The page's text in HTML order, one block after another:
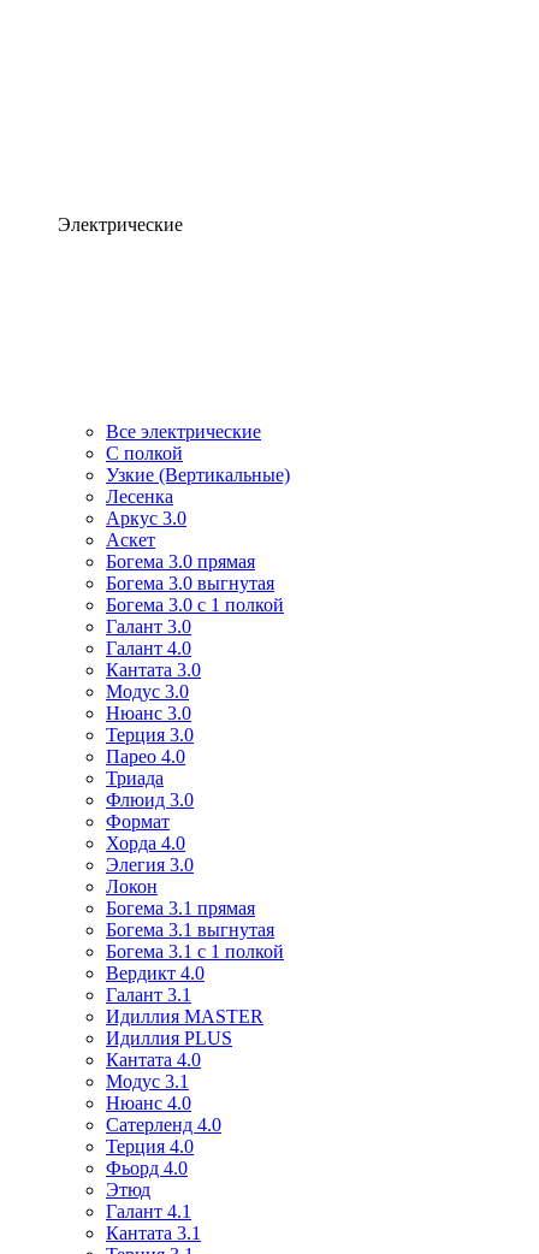
Электрические
Все электрические
С полкой
Узкие (Вертикальные)
Лесенка
Аркус 3.0
Аскет
Богема 3.0 прямая
Богема 3.0 выгнутая
Богема 3.0 с 1 полкой
Галант 3.0
Галант 4.0
Кантата 3.0
Модус 3.0
Нюанс 3.0
Терция 3.0
Парео 4.0
Триада
Флюид 3.0
Формат
Хорда 4.0
Элегия 3.0
Локон
Богема 3.1 прямая
Богема 3.1 выгнутая
Богема 3.1 с 1 полкой
Вердикт 4.0
Галант 3.1
Идиллия MASTER
Идиллия PLUS
Кантата 4.0
Модус 3.1
Нюанс 4.0
Сатерленд 4.0
Терция 4.0
Фьорд 4.0
Этюд
Галант 4.1
Кантата 3.1